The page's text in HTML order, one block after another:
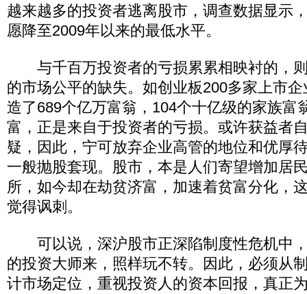
越来越多的投资者逃离股市，调查数据显示
愿降至2009年以来的最低水平。
与千百万投资者的亏损累累相映衬的，则
的市场公平的缺失。如创业板200多家上市
造了689个亿万富翁，104个十亿级的家族富
富，正是来自于投资者的亏损。或许获益者
疑，因此，宁可放弃企业高管的地位和优厚
一般抛股套现。股市，本是人们寄望增加居
所，如今却在劫贫济富，加速着贫富分化，
觉得讽刺。
可以说，深沪股市正深陷制度性危机中
的投资大师来，照样玩不转。因此，必须从
计市场定位，重视投资人的资本回报，真正